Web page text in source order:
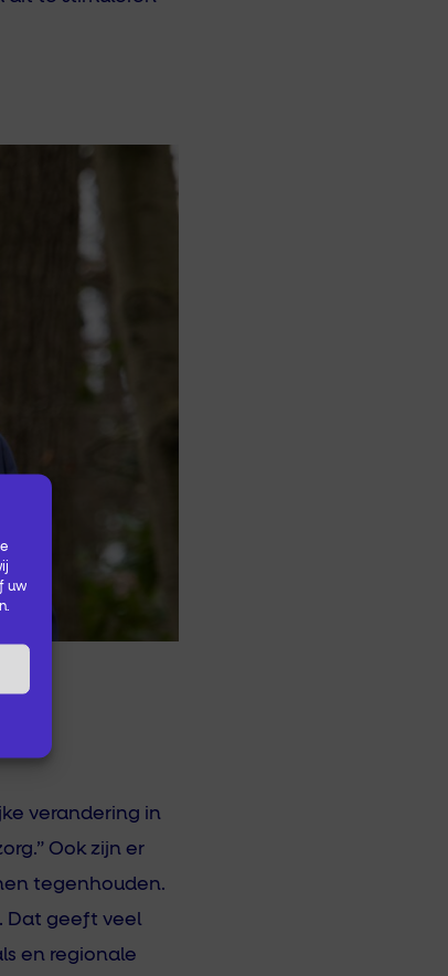
uw
verandering in
Ook zijn er
tegenhouden.
Dat geeft veel
en regionale